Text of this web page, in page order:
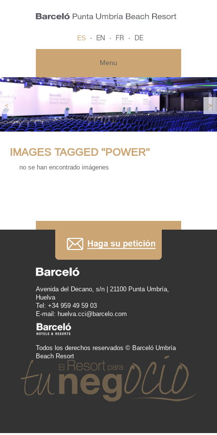
ES EN FR DE
Menu
< >
IMAGES TAGGED "POWER"
no se han encontrado imágenes
Avenida del Decano, s/n | 21100 Punta Umbría,
Huelva
Tel: +34 959 49 59 03
E-mail: huelva.cci@barcelo.com
Todos los derechos reservados © Barceló Umbría
Beach Resort